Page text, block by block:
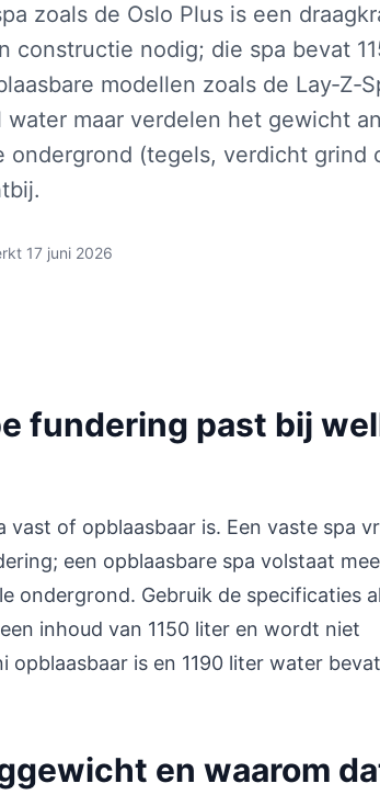
zoals de Oslo Plus is een
constructie nodig; die spa bevat
modellen zoals de
maar verdelen het gewicht
ondergrond (tegels, verdicht grind
17 juni 2026
fundering past bij
of opblaasbaar is. Een vaste spa
een opblaasbare spa volstaat
ondergrond. Gebruik de specificaties
inhoud van 1150 liter en wordt niet
opblaasbaar is en 1190 liter water
en waarom